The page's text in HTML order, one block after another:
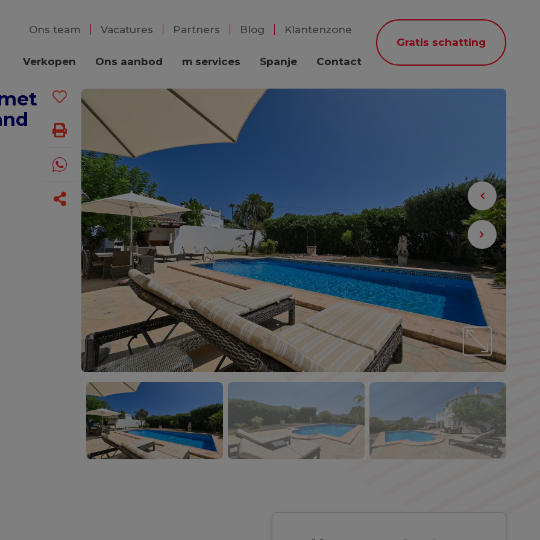
Ons team
Vacatures Partners Blog Klantenzone
Verkopen Ons aanbod m services Spanje Contact
Gratis schatting
Previous
Next